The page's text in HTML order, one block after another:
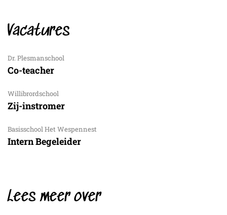
Vacatures
Dr. Plesmanschool
Co-teacher
Willibrordschool
Zij-instromer
Basisschool Het Wespennest
Intern Begeleider
Lees meer over